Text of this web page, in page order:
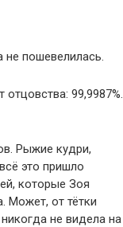
не пошевелилась.
99,9987%.
Рыжие кудри,
это пришло
которые Зоя
Может, от тётки
не видела на